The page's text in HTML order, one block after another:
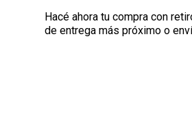
Hacé ahora tu compra con
de entrega más próximo o